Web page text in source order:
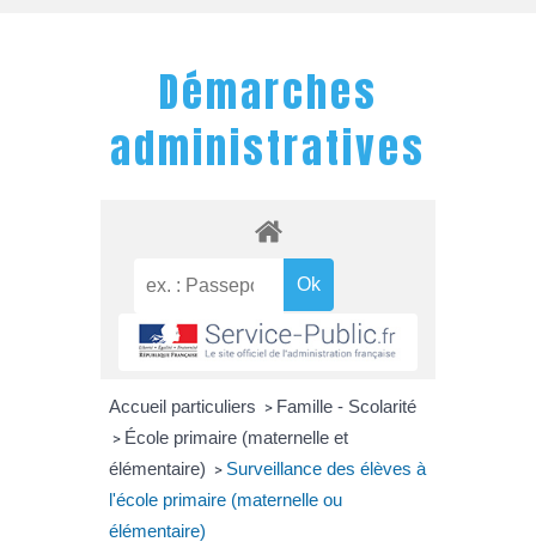
Démarches
administratives
Accueil particuliers > Famille - Scolarité
> École primaire (maternelle et
élémentaire) > Surveillance des élèves à
l'école primaire (maternelle ou
élémentaire)